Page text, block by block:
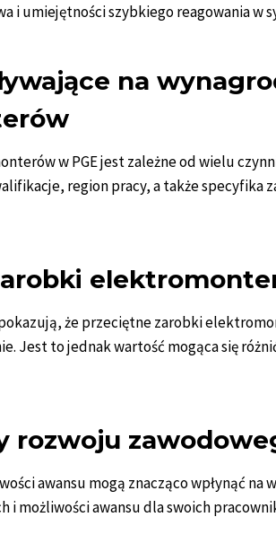
i umiejętności szybkiego reagowania w
na
w PGE jest zależne od wielu
region pracy, a także specyfika
że przeciętne zarobki
Jest to jednak wartość mogąca się
rozwoju
awansu mogą znacząco wpłynąć na
i możliwości awansu dla swoich